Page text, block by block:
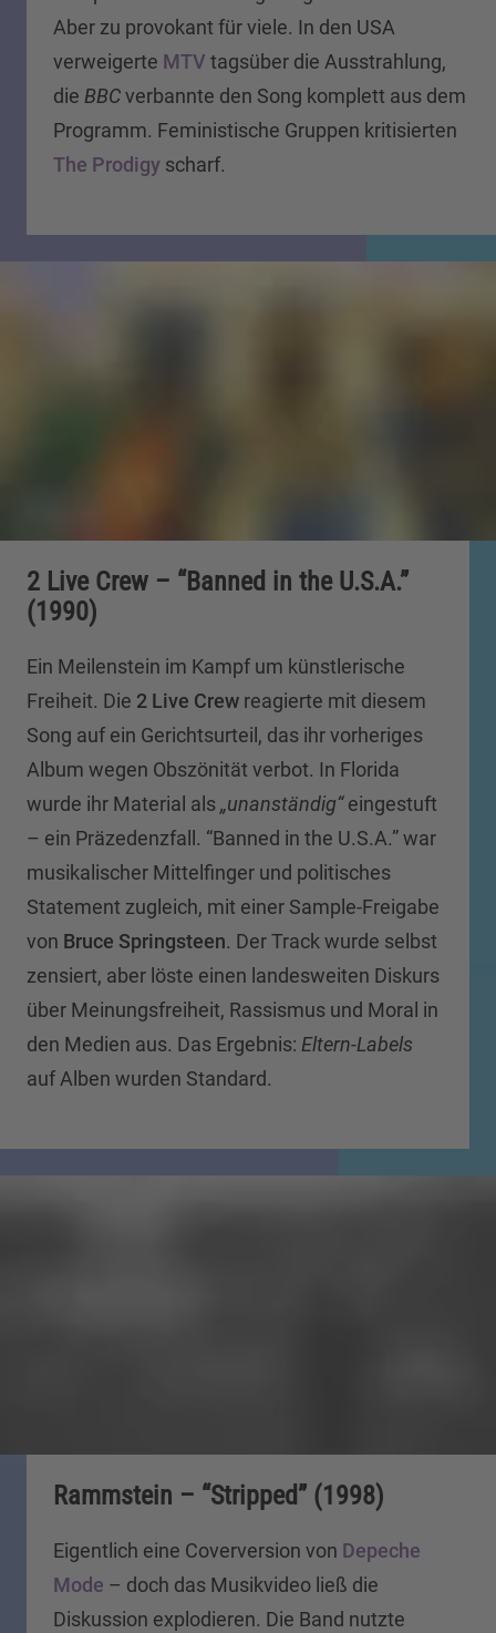
Aber zu provokant für viele. In den USA
verweigerte MTV tagsüber die Ausstrahlung,
die BBCverbannte den Song komplett aus dem
Programm. Feministische Gruppen kritisierten
The Prodigy scharf.
2 Live Crew – “Banned in the U.S.A.”
(1990)
Ein Meilenstein im Kampf um künstlerische
Freiheit. Die 2 Live Crew reagierte mit diesem
Song auf ein Gerichtsurteil, das ihr vorheriges
Album wegen Obszönität verbot. In Florida
wurde ihr Material als„unanständig“eingestuft
– ein Präzedenzfall. “Banned in the U.S.A.” war
musikalischer Mittelfinger und politisches
Statement zugleich, mit einer Sample-Freigabe
von Bruce Springsteen. Der Track wurde selbst
zensiert, aber löste einen landesweiten Diskurs
über Meinungsfreiheit, Rassismus und Moral in
den Medien aus. Das Ergebnis: Eltern-Labels
auf Alben wurden Standard.
Rammstein – “Stripped” (1998)
Eigentlich eine Coverversion von Depeche
Mode – doch das Musikvideo ließ die
Diskussion explodieren. Die Band nutzte